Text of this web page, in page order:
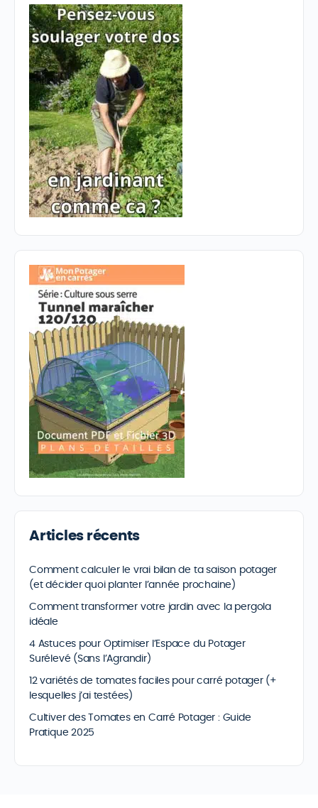
Articles récents
Comment calculer le vrai bilan de ta saison potager
(et décider quoi planter l’année prochaine)
Comment transformer votre jardin avec la pergola
idéale
4 Astuces pour Optimiser l’Espace du Potager
Surélevé (Sans l’Agrandir)
12 variétés de tomates faciles pour carré potager (+
lesquelles j’ai testées)
Cultiver des Tomates en Carré Potager : Guide
Pratique 2025